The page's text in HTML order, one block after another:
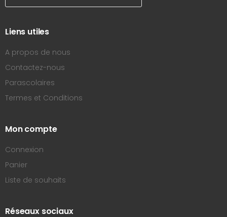
Liens utiles
A propos de nous
Contactez-nous
Parascolaires
Termes et Conditions
Mon compte
Connexion
Panier
Liste de souhaits
Réseaux sociaux